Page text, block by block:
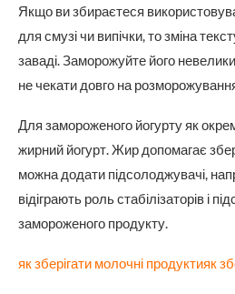
Якщо ви збираєтеся
для смузі чи випічки, то зміна
заваді. Заморожуйте його
не чекати довго на
Для замороженого йогурту як
жирний йогурт. Жир допомагає
можна додати підсолоджувачі,
відіграють роль стабілізаторів і
замороженого продукту.
як зберігати молочні продуктияк